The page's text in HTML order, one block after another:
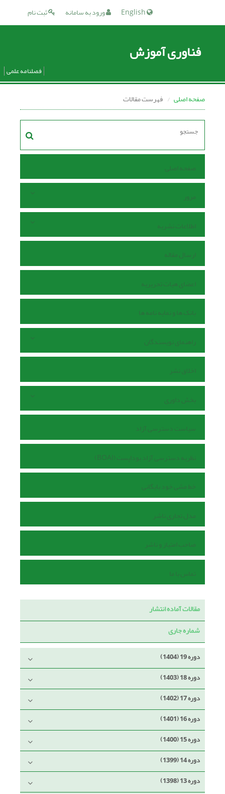
ثبت نام ورود به سامانه
فناوری آموزش
فصلنامه علمی
صفحه اصلی فهرست مقالات
صفحه اصلی
مرور
اطلاعات نشریه
ارسال مقاله
اعضای هیات تحریریه
بانک ها و نمایه نامه ها
راهنمای نویسندگان
اخلاق نشر
بخش داوری
سیاست دسترسی آزاد
نظریه دسترسی آزاد بوداپست (BOAI)
خط مشی خود بایگانی
مدل تجاری ناشر
صاحب امتیاز و ناشر
تماس با ما
مقالات آماده انتشار
شماره جاری
دوره 19 (1404)
دوره 18 (1403)
دوره 17 (1402)
دوره 16 (1401)
دوره 15 (1400)
دوره 14 (1399)
دوره 13 (1398)